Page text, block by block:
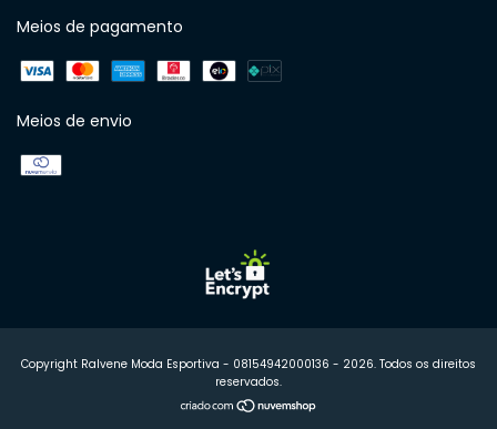
Meios de pagamento
Meios de envio
Copyright Ralvene Moda Esportiva - 08154942000136 - 2026. Todos os direitos
reservados.